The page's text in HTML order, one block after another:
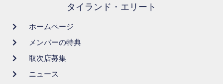
タイランド・エリート
ホームページ
メンバーの特典
取次店募集
ニュース